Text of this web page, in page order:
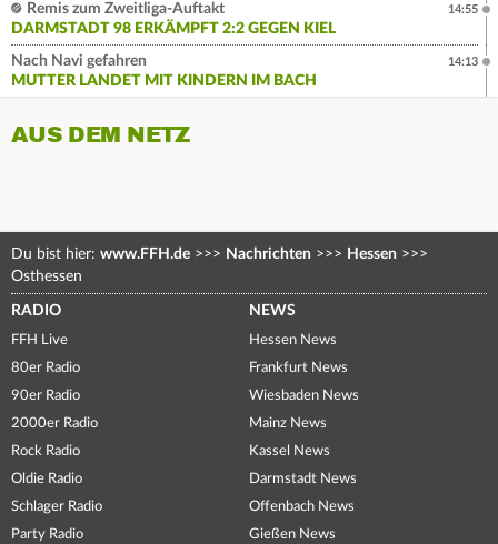
Remis zum Zweitliga-Auftakt
DARMSTADT 98 ERKÄMPFT 2:2 GEGEN KIEL
14:55
Nach Navi gefahren
MUTTER LANDET MIT KINDERN IM BACH
14:13
AUS DEM NETZ
Du bist hier: www.FFH.de >>> Nachrichten >>> Hessen >>>
Osthessen
RADIO
FFH Live
80er Radio
90er Radio
2000er Radio
Rock Radio
Oldie Radio
Schlager Radio
Party Radio
NEWS
Hessen News
Frankfurt News
Wiesbaden News
Mainz News
Kassel News
Darmstadt News
Offenbach News
Gießen News